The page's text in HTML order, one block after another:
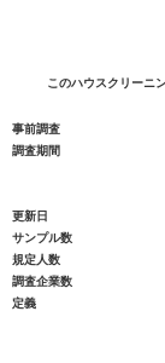
このハウスクリーニ
事前調査
調査期間
更新日
サンプル数
規定人数
調査企業数
定義